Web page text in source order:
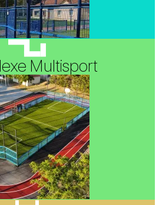
Multisport